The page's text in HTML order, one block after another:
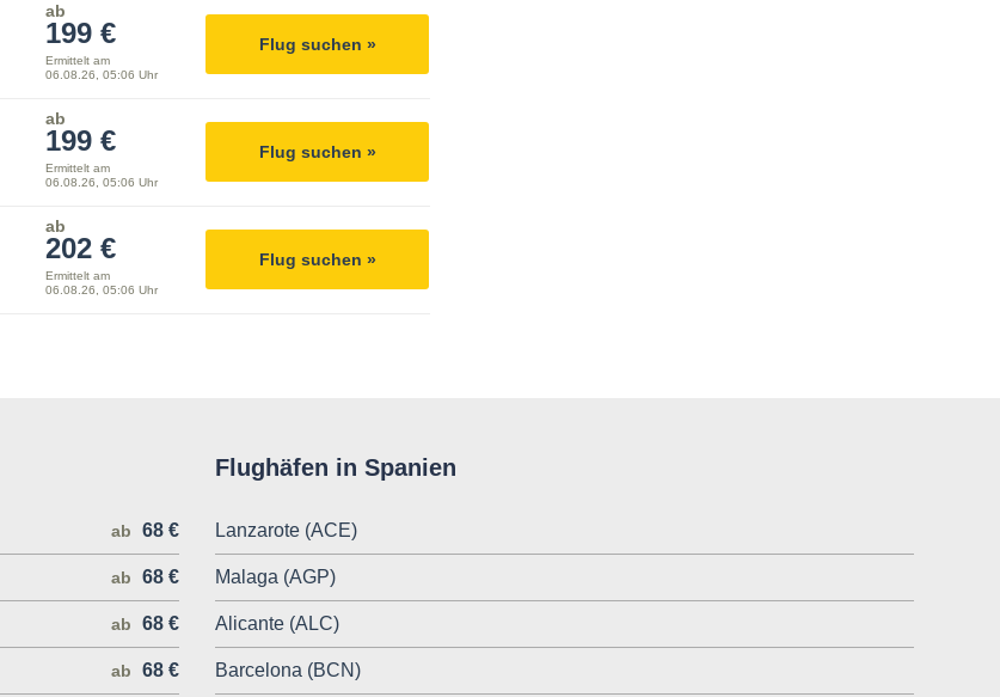
ab
199 €
Ermittelt am
06.08.26, 05:06 Uhr
Flug suchen »
ab
199 €
Ermittelt am
06.08.26, 05:06 Uhr
Flug suchen »
ab
202 €
Ermittelt am
06.08.26, 05:06 Uhr
Flug suchen »
ab 68 €
ab 68 €
ab 68 €
ab 68 €
Flughäfen in Spanien
Lanzarote (ACE)
Malaga (AGP)
Alicante (ALC)
Barcelona (BCN)